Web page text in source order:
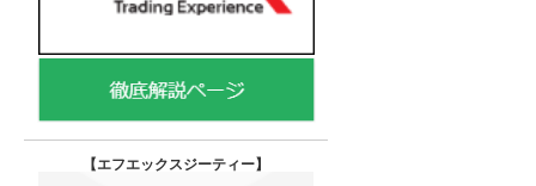
【エフエックスジーティー】